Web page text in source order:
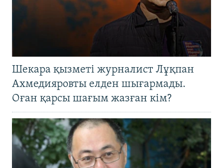
Шекара қызметі журналист Лұқпан
Ахмедияровты елден шығармады.
Оған қарсы шағым жазған кім?